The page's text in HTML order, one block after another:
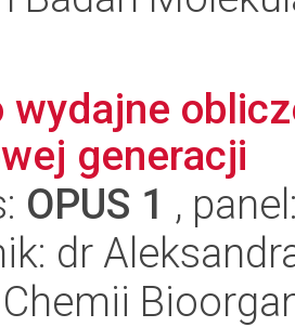
wydajne
generacji
OPUS 1 ,
dr